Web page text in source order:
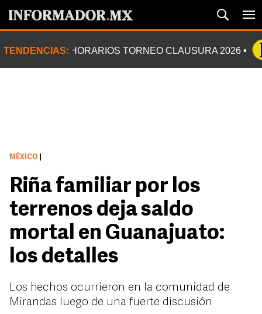
TENDENCIAS: HORARIOS TORNEO CLAUSURA 2026
MÉXICO
Riña familiar por los
terrenos deja saldo
mortal en Guanajuato:
los detalles
Los hechos ocurrieron en la comunidad de
Mirandas luego de una fuerte discusión